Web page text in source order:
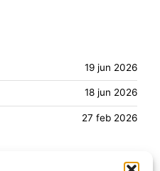
19 jun 2026
18 jun 2026
27 feb 2026